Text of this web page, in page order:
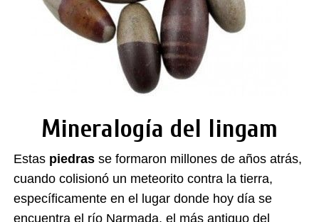
Mineralogía del lingam
Estas piedras se formaron millones de años atrás,
cuando colisionó un meteorito contra la tierra,
específicamente en el lugar donde hoy día se
encuentra el río Narmada, el más antiguo del